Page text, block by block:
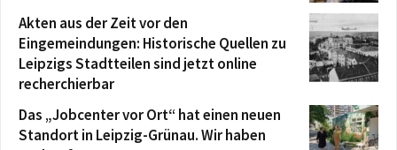
Akten aus der Zeit vor den
Eingemeindungen: Historische Quellen zu
Leipzigs Stadtteilen sind jetzt online
recherchierbar
Das „Jobcenter vor Ort“ hat einen neuen
Standort in Leipzig-Grünau. Wir haben